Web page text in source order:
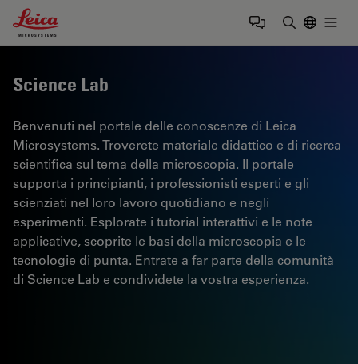
Leica Microsystems Logo
Science Lab
Benvenuti nel portale delle conoscenze di Leica
Microsystems. Troverete materiale didattico e di ricerca
scientifica sul tema della microscopia. Il portale
supporta i principianti, i professionisti esperti e gli
scienziati nel loro lavoro quotidiano e negli
esperimenti. Esplorate i tutorial interattivi e le note
applicative, scoprite le basi della microscopia e le
tecnologie di punta. Entrate a far parte della comunità
di Science Lab e condividete la vostra esperienza.